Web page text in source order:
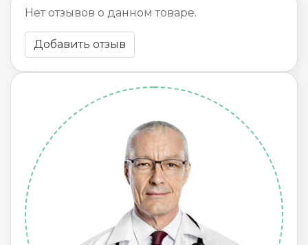
Нет отзывов о данном товаре.
Добавить отзыв